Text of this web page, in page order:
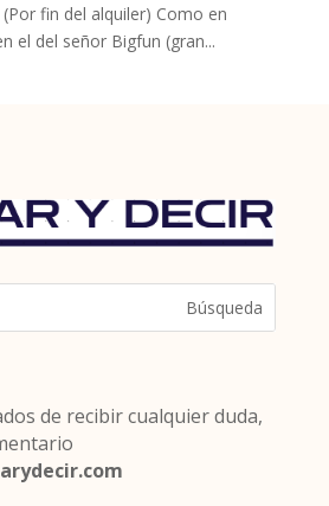
fin del alquiler) Como en
el del señor Bigfun (gran...
de recibir cualquier duda,